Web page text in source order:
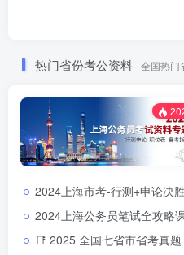
热门省份考公资料 全国热门
2024上海市考-行测+申论决胜全程班【2024上海市考全程班】一
2024上海公务员笔试全攻略课程上线！系统提升行测+申论，科学推理全掌握2024上海公务员
📑 2025 全国七省市省考真题＋答案详解｜一次拥有山东 · 浙江 ·四川 ·上海 ·北京 ·天津 ·江苏真题全套2025 全国省考真